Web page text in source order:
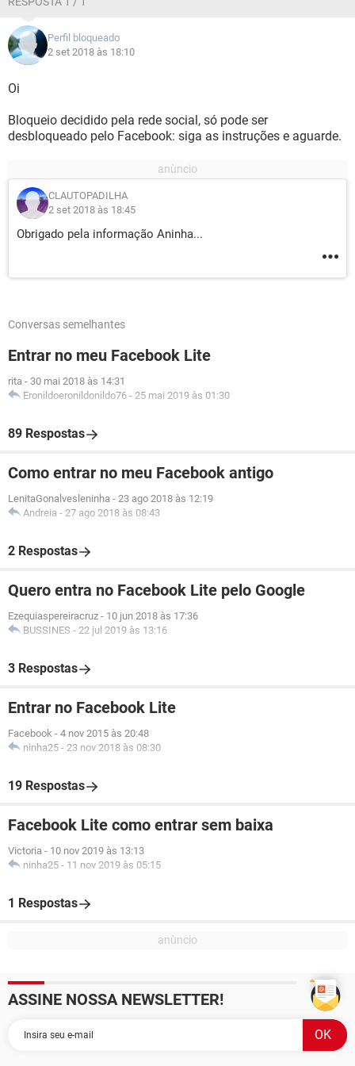
Perfil bloqueado
2 set 2018 às 18:10
Oi
Bloqueio decidido pela rede social, só pode ser
desbloqueado pelo Facebook: siga as instruções e aguarde.
CLAUTOPADILHA
2 set 2018 às 18:45
Obrigado pela informação Aninha...
Conversas semelhantes
Entrar no meu Facebook Lite
rita - 30 mai 2018 às 14:31
Eronildoeronildonildo76 - 25 mai 2019 às 01:30
89 Respostas
Como entrar no meu Facebook antigo
LenitaGonalvesleninha - 23 ago 2018 às 12:19
Andreia - 27 ago 2018 às 08:43
2 Respostas
Quero entra no Facebook Lite pelo Google
Ezequiaspereiracruz - 10 jun 2018 às 17:36
BUSSINES - 22 jul 2019 às 13:16
3 Respostas
Entrar no Facebook Lite
Facebook - 4 nov 2015 às 20:48
ninha25 - 23 nov 2018 às 08:30
19 Respostas
Facebook Lite como entrar sem baixa
Victoria - 10 nov 2019 às 13:13
ninha25 - 11 nov 2019 às 05:15
1 Respostas
ASSINE NOSSA NEWSLETTER!